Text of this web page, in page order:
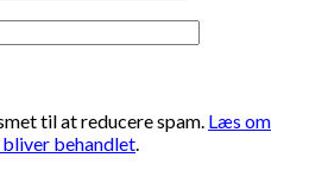
til at reducere spam. Læs om
behandlet.